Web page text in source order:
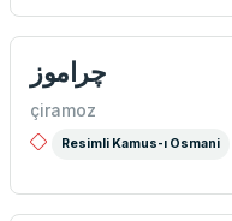
چراموز
çiramoz
Resimli Kamus-ı Osmani